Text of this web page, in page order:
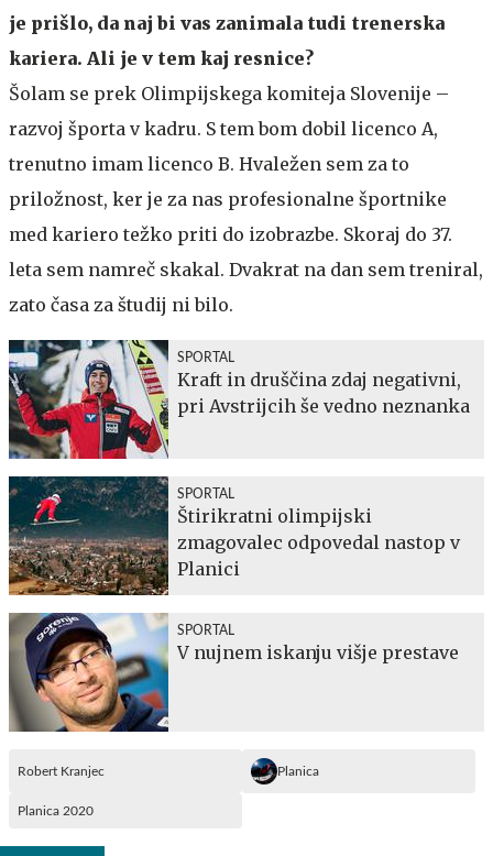
je prišlo, da naj bi vas zanimala tudi trenerska
kariera. Ali je v tem kaj resnice?
Šolam se prek Olimpijskega komiteja Slovenije –
razvoj športa v kadru. S tem bom dobil licenco A,
trenutno imam licenco B. Hvaležen sem za to
priložnost, ker je za nas profesionalne športnike
med kariero težko priti do izobrazbe. Skoraj do 37.
leta sem namreč skakal. Dvakrat na dan sem treniral,
zato časa za študij ni bilo.
SPORTAL
Kraft in druščina zdaj negativni,
pri Avstrijcih še vedno neznanka
SPORTAL
Štirikratni olimpijski
zmagovalec odpovedal nastop v
Planici
SPORTAL
V nujnem iskanju višje prestave
Robert Kranjec Planica
Planica 2020